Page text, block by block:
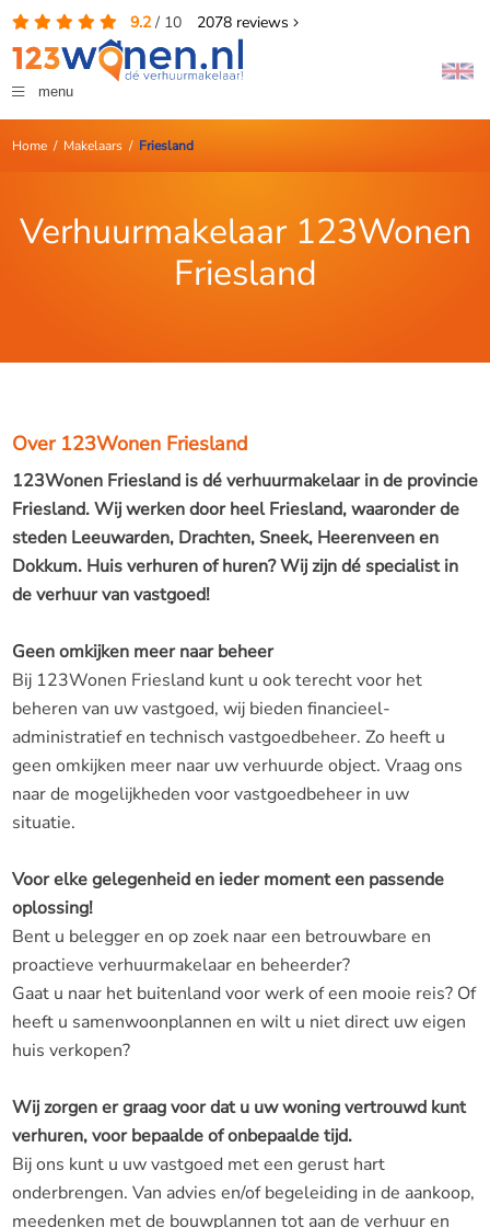
9.2/ 10 2078reviews
menu
Home/ Makelaars/ Friesland
Verhuurmakelaar 123Wonen
Friesland
Over 123Wonen Friesland
123Wonen Friesland is dé verhuurmakelaar in de provincie
Friesland. Wij werken door heel Friesland, waaronder de
steden Leeuwarden, Drachten, Sneek, Heerenveen en
Dokkum. Huis verhuren of huren? Wij zijn dé specialist in
de verhuur van vastgoed!
Geen omkijken meer naar beheer
Bij 123Wonen Friesland kunt u ook terecht voor het
beheren van uw vastgoed, wij bieden financieel-
administratief en technisch vastgoedbeheer. Zo heeft u
geen omkijken meer naar uw verhuurde object. Vraag ons
naar de mogelijkheden voor vastgoedbeheer in uw
situatie.
Voor elke gelegenheid en ieder moment een passende
oplossing!
Bent u belegger en op zoek naar een betrouwbare en
proactieve verhuurmakelaar en beheerder?
Gaat u naar het buitenland voor werk of een mooie reis? Of
heeft u samenwoonplannen en wilt u niet direct uw eigen
huis verkopen?
Wij zorgen er graag voor dat u uw woning vertrouwd kunt
verhuren, voor bepaalde of onbepaalde tijd.
Bij ons kunt u uw vastgoed met een gerust hart
onderbrengen. Van advies en/of begeleiding in de aankoop,
meedenken met de bouwplannen tot aan de verhuur en